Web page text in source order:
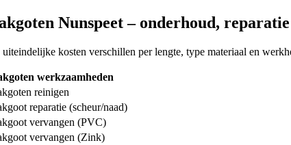
Nunspeet – onderhoud,
uiteindelijke kosten verschillen per lengte, type materiaal en
werkzaamheden
reinigen
reparatie (scheur/naad)
vervangen (PVC)
vervangen (Zink)